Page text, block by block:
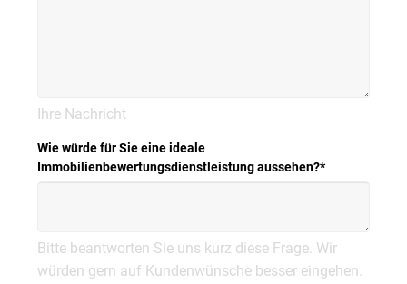
Ihre Nachricht
Wie würde für Sie eine ideale
Immobilienbewertungsdienstleistung aussehen?*
Bitte beantworten Sie uns kurz diese Frage. Wir
würden gern auf Kundenwünsche besser eingehen.